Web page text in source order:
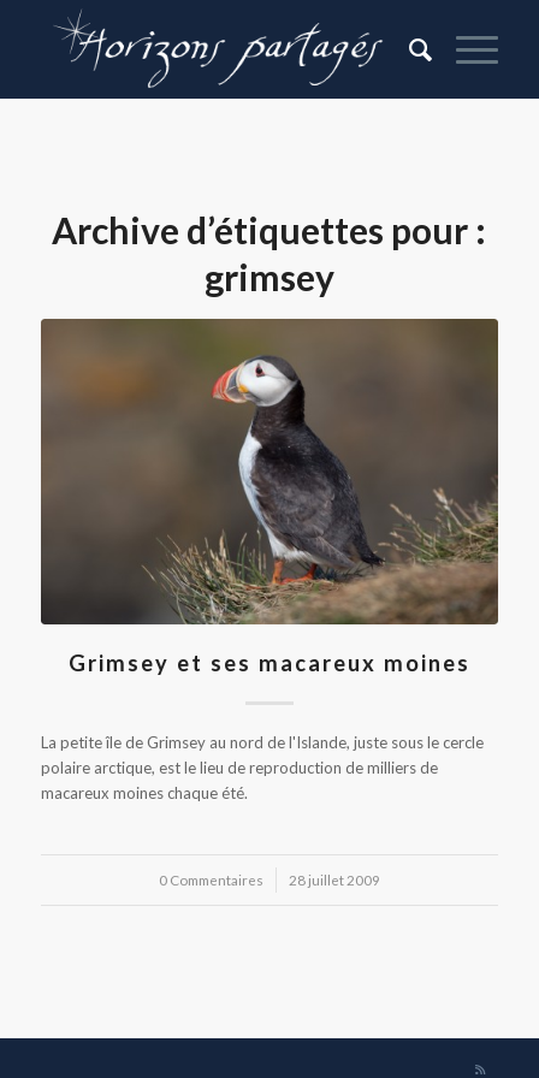
Archive d’étiquettes pour :
grimsey
Grimsey et ses macareux moines
La petite île de Grimsey au nord de l'Islande, juste sous le cercle
polaire arctique, est le lieu de reproduction de milliers de
macareux moines chaque été.
0 Commentaires
/ 28 juillet 2009